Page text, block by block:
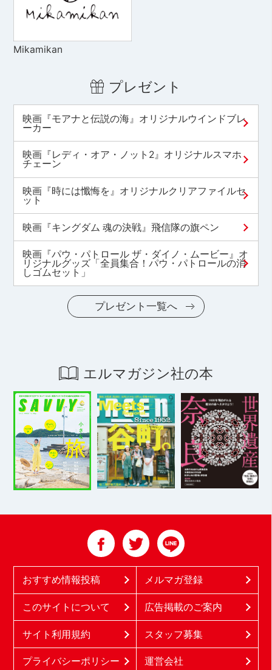
Mikamikan
プレゼント
映画『モアナと伝説の海』オリジナルウインドブレ
ーカー
映画『レディ・オア・ノット2』オリジナルスマホ
チェーン
映画『時には懺悔を』オリジナルクリアファイルセ
ット
映画『キングダム 魂の決戦』飛信隊の旗ペン
映画『パウ・パトロール ザ・ダイノ・ムービー』オ
リジナルグッズ「全員集合！パウ・パトロールの消
しゴムセット」
プレゼント一覧へ
エルマガジン社の本
おすすめ情報投稿 メルマガ登録
このサイトについて 広告掲載のご案内
サイト利用規約 スタッフ募集
プライバシーポリシー 運営会社